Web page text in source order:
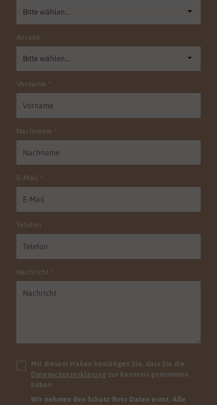
Anrede
Vorname *
Nachname *
E-Mail *
Telefon
Nachricht *
Mit diesem Haken bestätigen Sie, dass Sie die
Datenschutzerklärung zur Kenntnis genommen
haben.
Wir nehmen den Schutz Ihrer Daten ernst. Alle